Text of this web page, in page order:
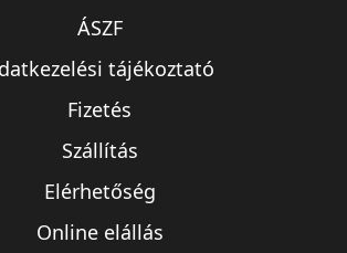
ÁSZF
tájékoztató
Fizetés
Szállítás
Elérhetőség
Online elállás